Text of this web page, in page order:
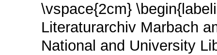
\vspace{2cm}
Literaturarchiv Marbach
National and University